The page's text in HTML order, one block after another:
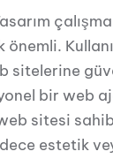
önemli.
sitelerine
bir web
sitesi
estetik